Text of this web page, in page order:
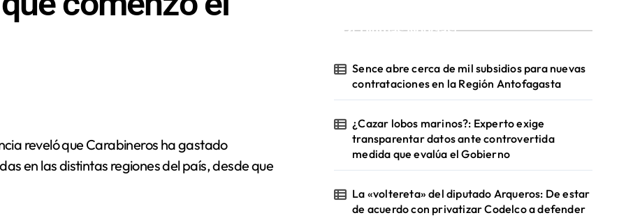
en las distintas regiones del país, desde que
¡Ultimas Noticias!
Sence abre cerca de mil subsidios para nuevas
contrataciones en la Región Antofagasta
¿Cazar lobos marinos?: Experto exige
transparentar datos ante controvertida
medida que evalúa el Gobierno
La «voltereta» del diputado Arqueros: De estar
de acuerdo con privatizar Codelco a defender